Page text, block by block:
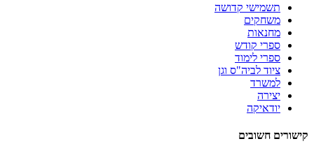
תשמישי קדושה
משחקים
מחנאות
ספרי קודש
ספרי לימוד
ציוד לביה"ס וגן
למשרד
יצירה
יודאיקה
קישורים חשובים